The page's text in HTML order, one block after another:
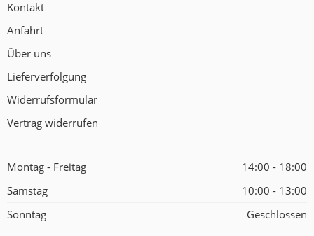
Kontakt
Anfahrt
Über uns
Lieferverfolgung
Widerrufsformular
Vertrag widerrufen
Montag - Freitag
14:00 - 18:00
Samstag
10:00 - 13:00
Sonntag
Geschlossen